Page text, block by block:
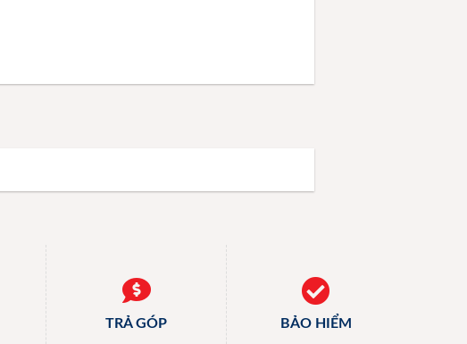
TRẢ GÓP BẢO HIỂM